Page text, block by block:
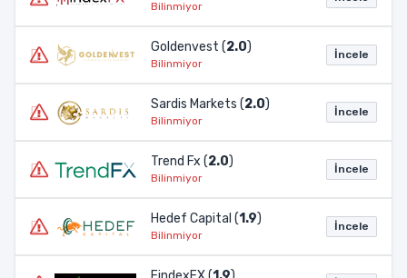
Bilinmiyor
Goldenvest (2.0)
Bilinmiyor
İncele
Sardis Markets (2.0)
Bilinmiyor
İncele
Trend Fx (2.0)
Bilinmiyor
İncele
Hedef Capital (1.9)
Bilinmiyor
İncele